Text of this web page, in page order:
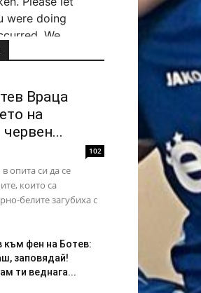
Враца
на
102
опита си да се
които са
белите загубиха с
към фен на Ботев:
заповядай!
ти веднага...